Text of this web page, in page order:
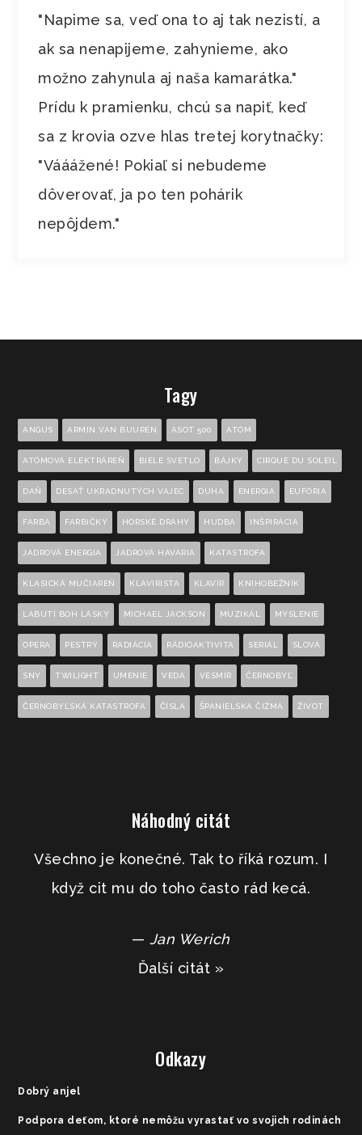
"Napime sa, veď ona to aj tak nezistí, a
ak sa nenapijeme, zahynieme, ako
možno zahynula aj naša kamarátka."
Prídu k pramienku, chcú sa napiť, keď
sa z krovia ozve hlas tretej korytnačky:
"Vááážené! Pokiaľ si nebudeme
dôverovať, ja po ten pohárik
nepôjdem."
Tagy
ANGUS ARMIN VAN BUUREN ASOT 500 ATÓM
ATÓMOVÁ ELEKTRÁREŇ BIELE SVETLO BÁJKY CIRQUE DU SOLEIL
DAŇ DESAŤ UKRADNUTÝCH VAJEC DÚHA ENERGIA EUFÓRIA
FARBA FARBIČKY HORSKÉ DRÁHY HUDBA INŠPIRÁCIA
JADROVÁ ENERGIA JADROVÁ HAVÁRIA KATASTROFA
KLASICKÁ MUČIAREŇ KLAVIRISTA KLAVÍR KNIHOBEŽNÍK
LABUTÍ BOH LÁSKY MICHAEL JACKSON MUZIKÁL MYSLENIE
OPERA PESTRÝ RADIÁCIA RÁDIOAKTIVITA SERIÁL SLOVÁ
SNY TWILIGHT UMENIE VEDA VESMÍR ČERNOBYĽ
ČERNOBYĽSKÁ KATASTROFA ČÍSLA ŠPANIELSKA ČIŽMA ŽIVOT
Náhodný citát
Všechno je konečné. Tak to říká rozum. I
když cit mu do toho často rád kecá.
— Jan Werich
Ďalší citát »
Odkazy
Dobrý anjel
Podpora deťom, ktoré nemôžu vyrastať vo svojich rodinách